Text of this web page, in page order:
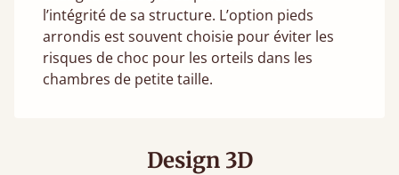
l’intégrité de sa structure. L’option pieds
arrondis est souvent choisie pour éviter les
risques de choc pour les orteils dans les
chambres de petite taille.
Design 3D